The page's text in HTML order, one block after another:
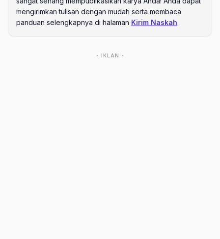
mengirimkan tulisan dengan mudah serta membaca
panduan selengkapnya di halaman Kirim Naskah.
- IKLAN -